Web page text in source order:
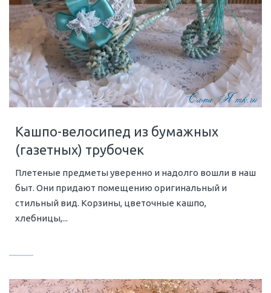
Кашпо-велосипед из бумажных
(газетных) трубочек
Плетеные предметы уверенно и надолго вошли в наш
быт. Они придают помещению оригинальный и
стильный вид. Корзины, цветочные кашпо,
хлебницы,...